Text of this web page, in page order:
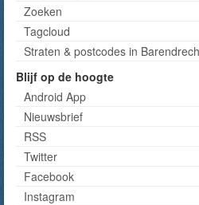
Zoeken
Tagcloud
Straten & postcodes in
Blijf op de hoogte
Android App
Nieuwsbrief
RSS
Twitter
Facebook
Instagram